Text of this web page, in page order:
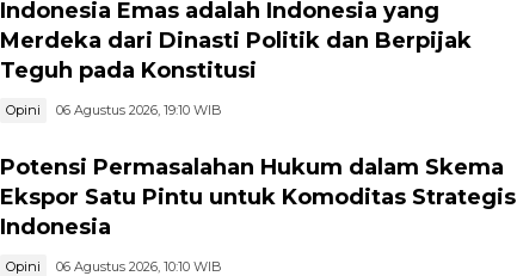
Indonesia Emas adalah Indonesia yang
Merdeka dari Dinasti Politik dan Berpijak
Teguh pada Konstitusi
Opini 06 Agustus 2026, 19:10 WIB
Potensi Permasalahan Hukum dalam Skema
Ekspor Satu Pintu untuk Komoditas Strategis
Indonesia
Opini 06 Agustus 2026, 10:10 WIB